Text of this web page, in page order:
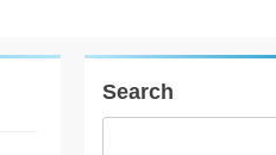
Search